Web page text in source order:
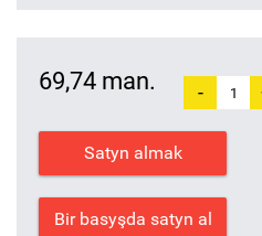
69,74 man. -
Satyn almak
Bir basyşda satyn al